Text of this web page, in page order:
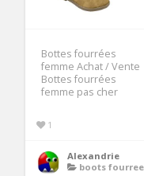
Bottes fourrées
femme Achat / Vente
Bottes fourrées
femme pas cher
1
Alexandrie
boots